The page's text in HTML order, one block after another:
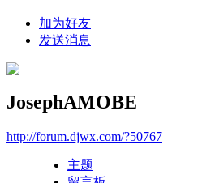
加为好友
发送消息
JosephAMOBE
http://forum.djwx.com/?50767
主题